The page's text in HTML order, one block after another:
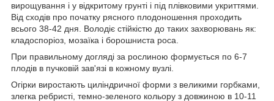
вирощування і у відкритому грунті і під плівковими укриттями.
Від сходів про початку рясного плодоношення проходить
всього 38-42 дня. Володіє стійкістю до таких захворювань як:
кладоспоріоз, мозаїка і борошниста роса.
При правильному догляді за рослиною формується по 6-7
плодів в пучковій зав'язі в кожному вузлі.
Огірки виростають циліндричної форми з великими горбками,
злегка ребристі, темно-зеленого кольору з довжиною в 10-11